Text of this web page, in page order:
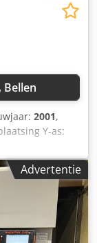
Bellen
2001,
Y-as:
model:PC-
, totale
, totaalgewicht:
het
8.000 g ,
Advertentie